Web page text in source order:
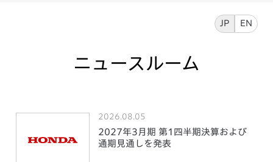
ニュースルーム
2026.08.05
2027年3月期 第1四半期決算および
通期見通しを発表
JP EN